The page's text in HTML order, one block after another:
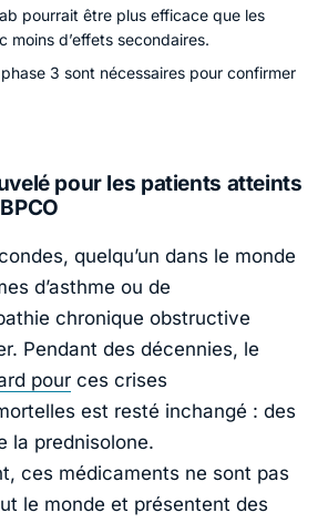
pourrait être plus efficace que les
moins d’effets secondaires.
3 sont nécessaires pour confirmer
pour les patients atteints
quelqu’un dans le monde
d’asthme ou de
chronique obstructive
Pendant des décennies, le
pour ces crises
est resté inchangé : des
la prednisolone.
ces médicaments ne sont pas
le monde et présentent des